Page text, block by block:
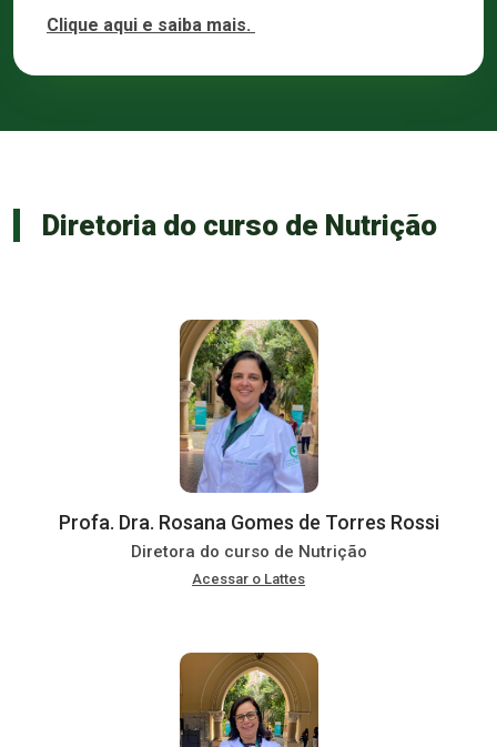
Clique aqui e saiba mais.
Diretoria do curso de Nutrição
Profa. Dra. Rosana Gomes de Torres Rossi
Diretora do curso de Nutrição
Acessar o Lattes